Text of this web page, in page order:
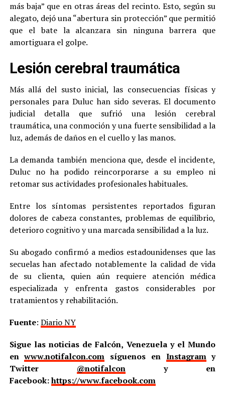
más baja” que en otras áreas del recinto. Esto, según su
alegato, dejó una “abertura sin protección” que permitió
que el bate la alcanzara sin ninguna barrera que
amortiguara el golpe.
Lesión cerebral traumática
Más allá del susto inicial, las consecuencias físicas y
personales para Duluc han sido severas. El documento
judicial detalla que sufrió una lesión cerebral
traumática, una conmoción y una fuerte sensibilidad a la
luz, además de daños en el cuello y las manos.
La demanda también menciona que, desde el incidente,
Duluc no ha podido reincorporarse a su empleo ni
retomar sus actividades profesionales habituales.
Entre los síntomas persistentes reportados figuran
dolores de cabeza constantes, problemas de equilibrio,
deterioro cognitivo y una marcada sensibilidad a la luz.
Su abogado confirmó a medios estadounidenses que las
secuelas han afectado notablemente la calidad de vida
de su clienta, quien aún requiere atención médica
especializada y enfrenta gastos considerables por
tratamientos y rehabilitación.
Fuente: Diario NY
Sigue las noticias de Falcón, Venezuela y el Mundo
enwww.notifalcon.com síguenos en Instagramy
Twitter @notifalcony en
Facebook:https://www.facebook.com